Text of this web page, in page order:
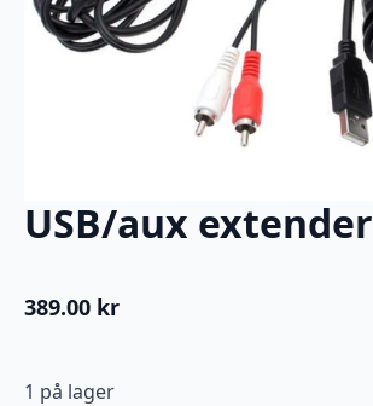
USB/aux extender
389.00 kr
1 på lager